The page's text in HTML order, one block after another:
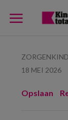
18 MEI 2026
Opslaan